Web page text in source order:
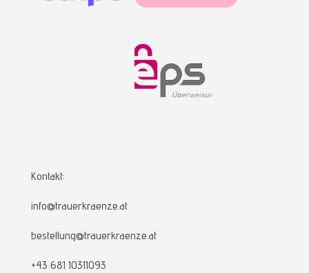
Kontakt:
info@trauerkraenze.at
bestellung@trauerkraenze.at
+43 681 10311093